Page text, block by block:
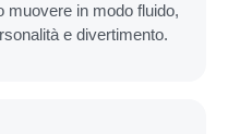
muovere in modo fluido,
e divertimento.